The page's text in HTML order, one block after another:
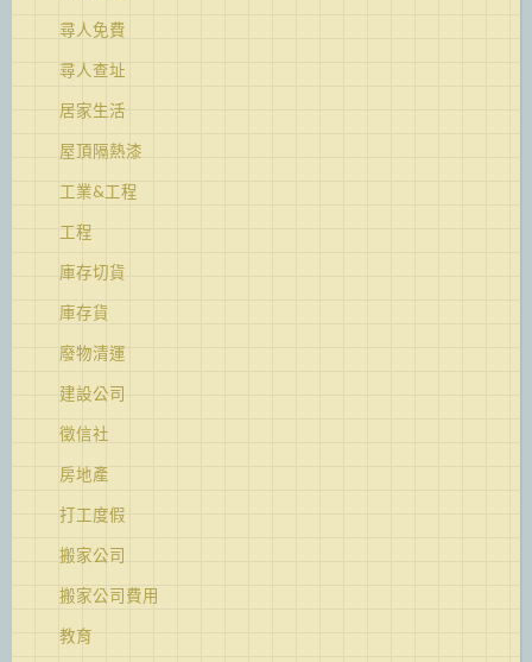
尋人免費
尋人查址
居家生活
屋頂隔熱漆
工業&工程
工程
庫存切貨
庫存貨
廢物清運
建設公司
徵信社
房地產
打工度假
搬家公司
搬家公司費用
教育